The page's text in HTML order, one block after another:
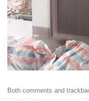
Both comments and